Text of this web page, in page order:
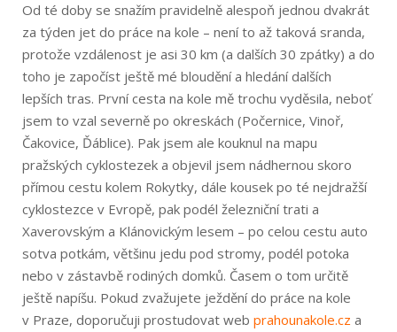
Od té doby se snažím pravidelně alespoň jednou dvakrát
za týden jet do práce na kole – není to až taková sranda,
protože vzdálenost je asi 30 km (a dalších 30 zpátky) a do
toho je započíst ještě mé bloudění a hledání dalších
lepších tras. První cesta na kole mě trochu vyděsila, neboť
jsem to vzal severně po okreskách (Počernice, Vinoř,
Čakovice, Ďáblice). Pak jsem ale kouknul na mapu
pražských cyklostezek a objevil jsem nádhernou skoro
přímou cestu kolem Rokytky, dále kousek po té nejdražší
cyklostezce v Evropě, pak podél železniční trati a
Xaverovským a Klánovickým lesem – po celou cestu auto
sotva potkám, většinu jedu pod stromy, podél potoka
nebo v zástavbě rodiných domků. Časem o tom určitě
ještě napíšu. Pokud zvažujete ježdění do práce na kole
v Praze, doporučuji prostudovat web prahounakole.cz a